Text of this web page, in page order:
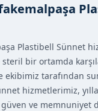
Plastibell Sünnet
steril bir ortamda
ekibimiz tarafından
hizmetlerimiz,
ve memnuniyet